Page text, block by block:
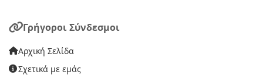
Γρήγοροι Σύνδεσμοι
Αρχική Σελίδα
Σχετικά με εμάς